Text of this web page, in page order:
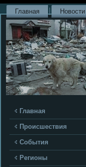
Главная Новости
Главная
Происшествия
События
Регионы